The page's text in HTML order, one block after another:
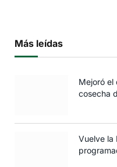
Más leídas
Mejoró el
cosecha
Vuelve la